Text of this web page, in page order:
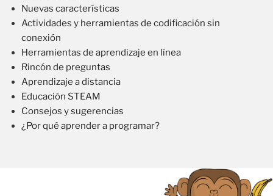
Nuevas características
Actividades y herramientas de codificación sin
conexión
Herramientas de aprendizaje en línea
Rincón de preguntas
Aprendizaje a distancia
Educación STEAM
Consejos y sugerencias
¿Por qué aprender a programar?